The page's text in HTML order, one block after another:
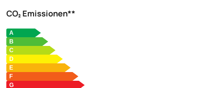
CO₂ Emissionen**